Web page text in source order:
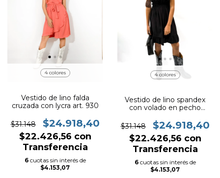
4 colores
Vestido de lino falda
cruzada con lycra art. 930
$31.148 $24.918,40
$22.426,56 con
Transferencia
6 cuotas sin interés de
$4.153,07
4 colores
Vestido de lino spandex
con volado en pecho
$31.148
$24.918,40
$22.426,56 con
Transferencia
6 cuotas sin interés de
$4.153,07